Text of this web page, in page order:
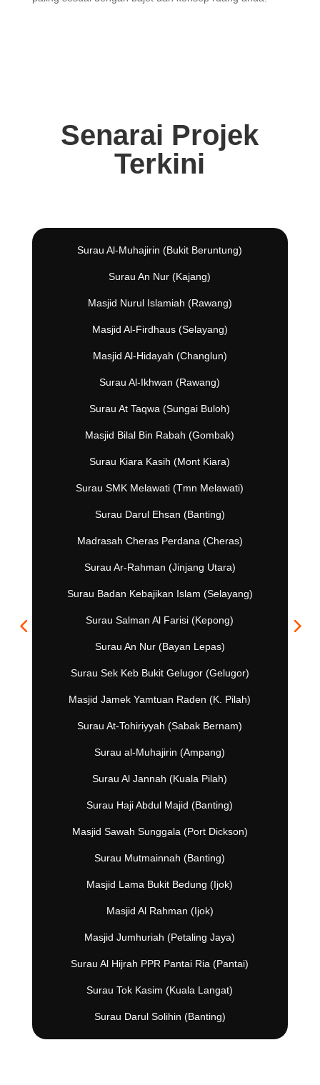
Senarai Projek
Terkini
Surau Al-Muhajirin (Bukit Beruntung)
Surau An Nur (Kajang)
Masjid Nurul Islamiah (Rawang)
Masjid Al-Firdhaus (Selayang)
Masjid Al-Hidayah (Changlun)
Surau Al-Ikhwan (Rawang)
Surau At Taqwa (Sungai Buloh)
Masjid Bilal Bin Rabah (Gombak)
Surau Kiara Kasih (Mont Kiara)
Surau SMK Melawati (Tmn Melawati)
Surau Darul Ehsan (Banting)
Madrasah Cheras Perdana (Cheras)
Surau Ar-Rahman (Jinjang Utara)
Surau Badan Kebajikan Islam (Selayang)
Surau Salman Al Farisi (Kepong)
Surau An Nur (Bayan Lepas)
Surau Sek Keb Bukit Gelugor (Gelugor)
Masjid Jamek Yamtuan Raden (K. Pilah)
Surau At-Tohiriyyah (Sabak Bernam)
Surau al-Muhajirin (Ampang)
Surau Al Jannah (Kuala Pilah)
Surau Haji Abdul Majid (Banting)
Masjid Sawah Sunggala (Port Dickson)
Surau Mutmainnah (Banting)
Masjid Lama Bukit Bedung (Ijok)
Masjid Al Rahman (Ijok)
Masjid Jumhuriah (Petaling Jaya)
Surau Al Hijrah PPR Pantai Ria (Pantai)
Surau Tok Kasim (Kuala Langat)
Surau Darul Solihin (Banting)